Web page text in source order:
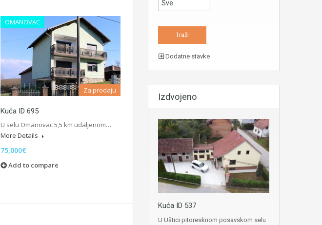
OMANOVAC
Za prodaju
Kuća ID 695
U selu Omanovac 5,5 km udaljenom…
More Details
75,000€
Add to compare
Dodatne stavke
Izdvojeno
Kuća ID 537
U Uštici pitoresknom posavskom selu